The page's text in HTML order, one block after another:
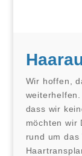
Wir hoffen,
weiterhelfen.
dass wir
möchten wir
rund um